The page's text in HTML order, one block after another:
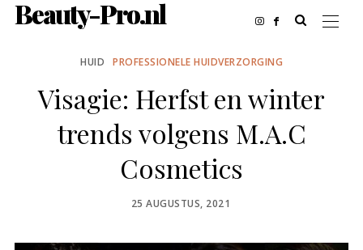
Beauty-Pro.nl
HUID PROFESSIONELE HUIDVERZORGING
Visagie: Herfst en winter
trends volgens M.A.C
Cosmetics
POSTED
25 AUGUSTUS, 2021